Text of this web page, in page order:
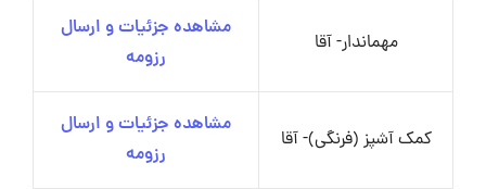
مهماندار- آقا
مشاهده جزئیات و ارسال
رزومه
کمک آشپز (فرنگی)- آقا
مشاهده جزئیات و ارسال
رزومه